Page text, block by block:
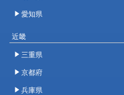
愛知県
近畿
三重県
京都府
兵庫県